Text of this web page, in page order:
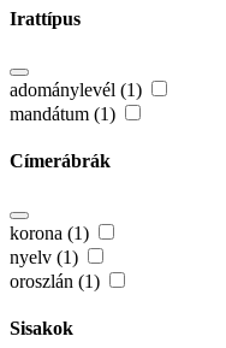
Irattípus
adománylevél (1)
mandátum (1)
Címerábrák
korona (1)
nyelv (1)
oroszlán (1)
Sisakok